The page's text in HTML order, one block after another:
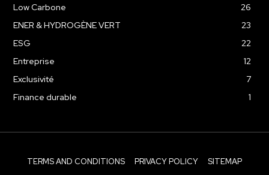
Low Carbone
26
ENER & HYDROGÈNE VERT
23
ESG
22
Entreprise
12
Exclusivité
7
Finance durable
1
TERMS AND CONDITIONS PRIVACY POLICY SITEMAP